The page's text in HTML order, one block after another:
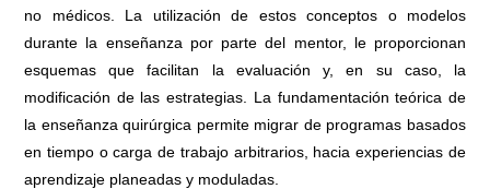
no médicos. La utilización de estos conceptos o modelos
durante la enseñanza por parte del mentor, le proporcionan
esquemas que facilitan la evaluación y, en su caso, la
modificación de las estrategias. La fundamentación teórica de
la enseñanza quirúrgica permite migrar de programas basados
en tiempo o carga de trabajo arbitrarios, hacia experiencias de
aprendizaje planeadas y moduladas.